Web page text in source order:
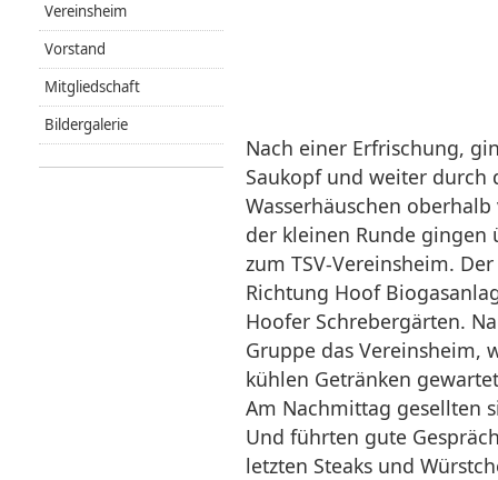
Nach einer Erfrischung,
Saukopf und weiter durch
Wasserhäuschen
der kleinen Runde gingen
zum TSV-Vereinsheim.
Richtung Hoof
Hoofer Schrebergärten.
Gruppe das Vereinsheim,
kühlen Getränken
Am Nachmittag gesellten
Und führten gute
letzten Steaks und
Vereinsheim
Vorstand
Mitgliedschaft
Bildergalerie